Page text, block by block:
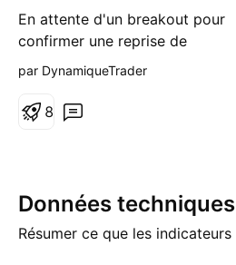
En attente d'un breakout pour
confirmer une reprise de
tendance. Les tendances des
positives. La Mota Engil SGPS,
ses activités en trois secteurs
principaux : Ingénierie et Cons
par DynamiqueTrader
8
Données techniques
Résumer ce que les indicateurs